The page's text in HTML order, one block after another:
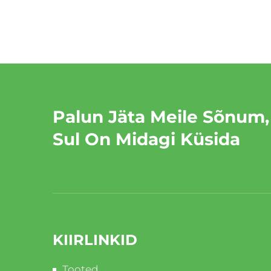
Palun Jäta Meile
Sul On Midagi Küsida
KIIRLINKID